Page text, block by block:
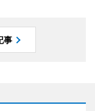
事